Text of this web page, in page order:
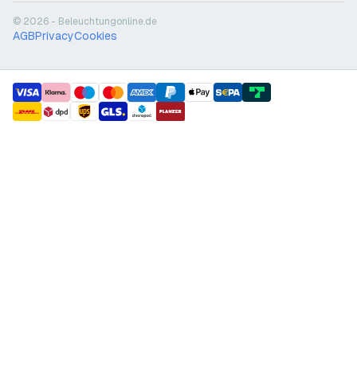
© 2026 - Beleuchtungonline.de
AGBPrivacyCookies
payment methods
shipment methods